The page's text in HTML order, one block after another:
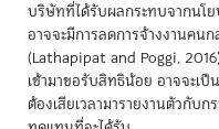
บริษัทที่ได้รับผลกระทบจากนโ
อาจจะมีการลดการจ้างงานคน
(Lathapipat and Poggi,
เข้ามาขอรับสิทธิน้อย อาจจะเ
ต้องเสียเวลามารายงานตัวกับ